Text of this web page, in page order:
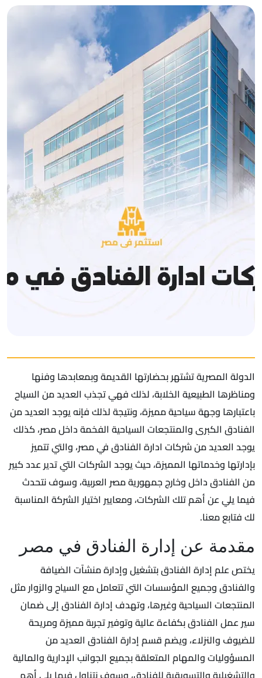
الدولة المصرية تشتهر بحضارتها القديمة وبمعابدها وفنها
ومناظرها الطبيعية الخلابة، لذلك فهي تجذب العديد من السياح
باعتبارها وجهة سياحية مميزة، ونتيجة لذلك فإنه يوجد العديد من
الفنادق الكبرى والمنتجعات السياحية الفخمة داخل مصر، كذلك
يوجد العديد من شركات ادارة الفنادق في مصر، والتي تتميز
بإدارتها وخدماتها المميزة، حيث يوجد الشركات التي تدير عدد كبير
من الفنادق داخل وخارج جمهورية مصر العربية، وسوف نتحدث
فيما يلي عن أهم تلك الشركات، ومعايير اختيار الشركة المناسبة
لك فتابع معنا.
مقدمة عن إدارة الفنادق في مصر
يختص علم إدارة الفنادق بتشغيل وإدارة منشآت الضيافة
والفنادق وجميع المؤسسات التي تتعامل مع السياح والزوار مثل
المنتجعات السياحية وغيرها، وتهدف إدارة الفنادق إلى ضمان
سير عمل الفنادق بكفاءة عالية وتوفير تجربة مميزة ومريحة
للضيوف والنزلاء، ويضم قسم إدارة الفنادق العديد من
المسؤوليات والمهام المتعلقة بجميع الجوانب الإدارية والمالية